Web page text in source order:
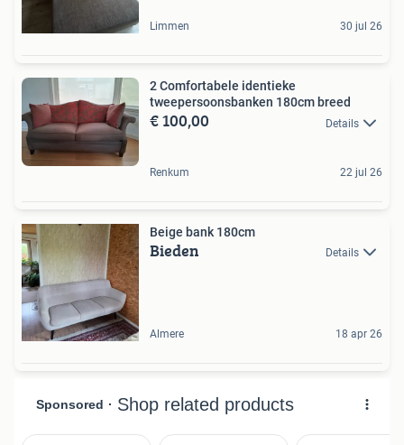
Limmen 30 jul 26
2 Comfortabele identieke
tweepersoonsbanken 180cm breed
€ 100,00 Details
Renkum 22 jul 26
Beige bank 180cm
Bieden Details
Almere 18 apr 26